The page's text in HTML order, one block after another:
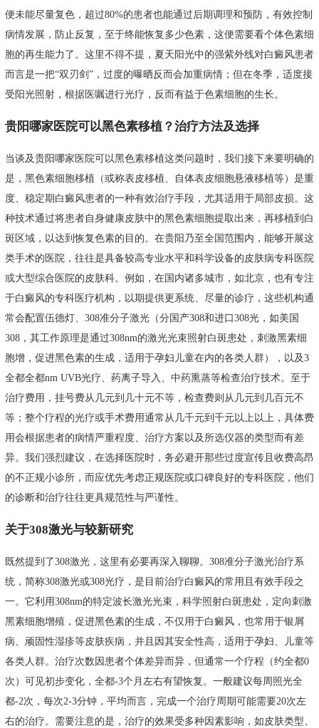
便未能尽量复色，超过80%的患者也能通过后期调理和预防，有效控制
病情发展，防止反复，至于终能恢复多少色素，这便需要看个体色素细
胞的再生能力了。这里不得不提，夏天阳光中的强紫外线对白癜风患者
而言是一把“双刃剑”，过度的曝晒反而会加重病情；但在冬季，适度接
受阳光照射，根据医嘱进行光疗，反而有益于色素细胞的生长。
贵阳哪家医院可以黑色素移植？治疗方法及选择
当谈及贵阳哪家医院可以黑色素移植这类问题时，我们接下来要明确的
是，黑色素细胞移植（或称表皮移植、自体表皮细胞悬液移植等）是重
度、稳定期白癜风患者的一种有效治疗手段，尤其适用于局部皮损。这
种技术通过将患者自身健康皮肤中的黑色素细胞提取出来，再移植到白
斑区域，以达到恢复色素的目的。在贵阳乃至全国范围内，能够开展这
类手术的医院，往往是具备较高专业水平和科学设备的皮肤病专科医院
或大型综合医院的皮肤科。例如，在国内诸多城市，如北京，也有专注
于白癜风的专科医疗机构，以期提供更系统、尽量的诊疗，这些机构通
常会配置伍德灯、308准分子激光（分国产308和进口308光，如美国
308，其工作原理是通过308nm的激光光束照射白斑患处，刺激黑素细
胞增，促进黑色素的生成，适用于孕妇儿童在内的各类人群），以及3
全都全都nm UVB光疗、药离子导入、中药熏蒸等检查治疗技术。至于
治疗费用，挂号费从几元到几十元不等，检查费则从几元到几百元不
等；整个疗程的光疗或手术费用通常从几千元到千元以上以上，具体费
用会根据患者的病情严重程度、治疗方案以及所选仪器的类型而有差
异。我们强烈建议，在选择医院时，务必避开那些过度宣传且收费高昂
的不正规小诊所，而应优先考虑正规医院或口碑良好的专科医院，他们
的诊断和治疗往往更具规范性与严谨性。
关于308激光与较新研究
既然提到了308激光，这里有必要再深入聊聊。308准分子激光治疗系
统，简称308激光或308光疗，是目前治疗白癜风的常用且有效手段之
一。它利用308nm的特定波长激光光束，科学照射白斑患处，定向刺激
黑素细胞增殖，促进黑色素的生成，不仅用于白癜风，也常用于银屑
病、顽固性湿疹等皮肤疾病，并且因其安全性高，适用于孕妇、儿童等
各类人群。治疗次数因患者个体差异而异，但通常一个疗程（约全都0
次）可见初步变化，全都-3个月左右有望恢复。一般建议每周照光全
都-2次，每次2-3分钟，平均而言，完成一个治疗周期可能需要20次左
右的治疗。需要注意的是，治疗的效果受多种因素影响，如皮肤类型、